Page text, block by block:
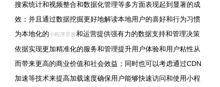
搜索统计和视频整合和数据化管理等多方面表现起到显著的成
效；并且通过数据挖掘更好地解读本地用户的喜好和行为习惯
为本地化的小程序开发和运营提供强有力的数据支持和管理决策
依据实现更加精准化的服务和管理提升用户体验和用户粘性从
而带来更高的商业价值和社会效益；同时也可以考虑通过CDN
加速等技术来提高加载速度确保用户能够快速访问和使用小程